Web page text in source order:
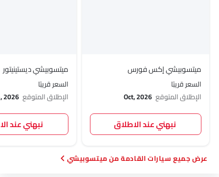
ميتسوبيشي إكس فورس
السعر قريبًا
الإطلاق المتوقع Oct, 2026
نبهني عند الاطلاق
ميتسوبيشي ديستينيتور
السعر قريبًا
الإطلاق المتوقع 2026
نبهني عند
سيارات القادمة من ميتسوبيشي